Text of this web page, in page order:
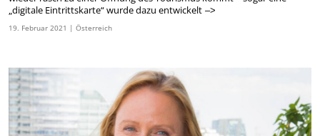
„digitale Eintrittskarte“ wurde dazu entwickelt–>
19. Februar2021 | Österreich